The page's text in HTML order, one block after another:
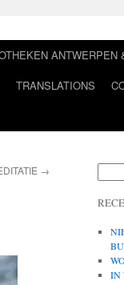
ANTWERPEN
TRANSLATIONS
→
IN